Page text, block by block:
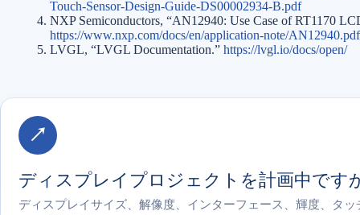
Touch-Sensor-Design-Guide-DS00002934-B.pdf
NXP Semiconductors, “AN12940: Use Case of RT1170
https://www.nxp.com/docs/en/application-note/AN12940.pdf
LVGL, “LVGL Documentation.” https://lvgl.io/docs/open/
↗
ディスプレイプロジェクトを計画中です
ディスプレイサイズ、解像度、インターフェース、輝度、タ